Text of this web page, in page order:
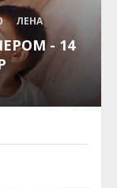
ЛЕНА
- 14